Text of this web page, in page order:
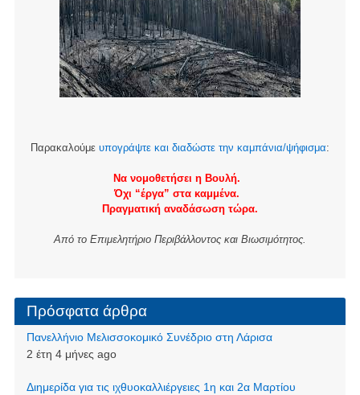
Παρακαλούμε υπογράψτε και διαδώστε την καμπάνια/ψήφισμα:
Να νομοθετήσει η Βουλή.
Όχι “έργα” στα καμμένα.
Πραγματική αναδάσωση τώρα.
Από το Επιμελητήριο Περιβάλλοντος και Βιωσιμότητος.
Πρόσφατα άρθρα
Πανελλήνιο Μελισσοκομικό Συνέδριο στη Λάρισα
2 έτη 4 μήνες ago
Διημερίδα για τις ιχθυοκαλλιέργειες 1η και 2α Μαρτίου